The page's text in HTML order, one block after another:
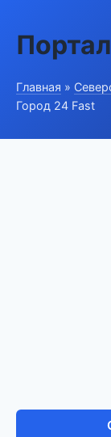
Главная »
Город 24 Fast